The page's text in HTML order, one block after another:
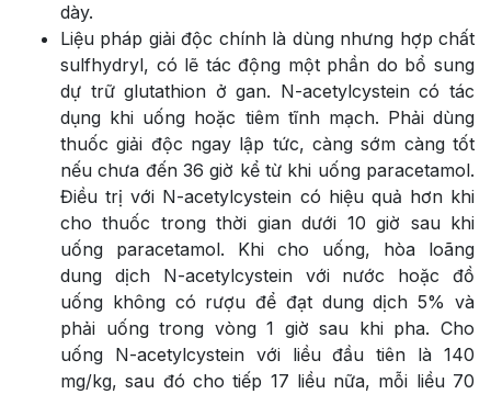
dày.
Liệu pháp giải độc chính là dùng nhưng hợp chất
sulfhydryl, có lẽ tác động một phần do bổ sung
dự trữ glutathion ở gan. N-acetylcystein có tác
dụng khi uống hoặc tiêm tĩnh mạch. Phải dùng
thuốc giải độc ngay lập tức, càng sớm càng tốt
nếu chưa đến 36 giờ kể từ khi uống paracetamol.
Điều trị với N-acetylcystein có hiệu quả hơn khi
cho thuốc trong thời gian dưới 10 giờ sau khi
uống paracetamol. Khi cho uống, hòa loãng
dung dịch N-acetylcystein với nước hoặc đồ
uống không có rượu để đạt dung dịch 5% và
phải uống trong vòng 1 giờ sau khi pha. Cho
uống N-acetylcystein với liều đầu tiên là 140
mg/kg, sau đó cho tiếp 17 liều nữa, mỗi liều 70